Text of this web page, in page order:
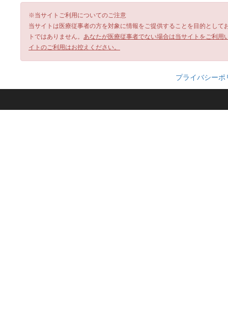
※当サイトご利用についてのご注意
当サイトは医療従事者の方を対象に情報をご提供することを目的とし
トではありません。 あなたが医療従事者でない場合は当サイトをご利
イトのご利用はお控えください。
プライバシーポ